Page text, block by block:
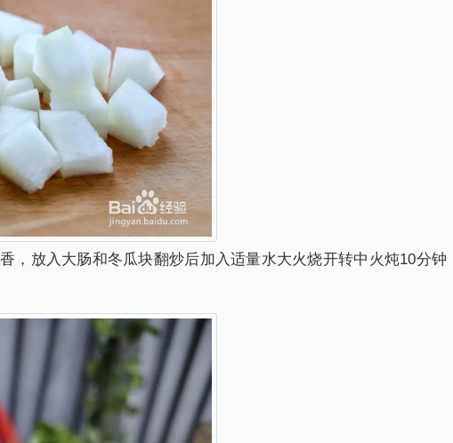
，放入大肠和冬瓜块翻炒后加入适量水大火烧开转中火炖10分